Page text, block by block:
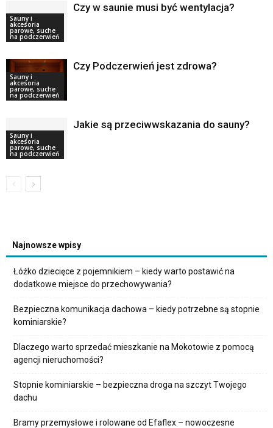
Sauny i
akcesoria
parowe, suche
na podczerwień
Czy w saunie musi być wentylacja?
Sauny i
akcesoria
parowe, suche
na podczerwień
Czy Podczerwień jest zdrowa?
Sauny i
akcesoria
parowe, suche
na podczerwień
Jakie są przeciwwskazania do sauny?
Najnowsze wpisy
Łóżko dziecięce z pojemnikiem – kiedy warto postawić na
dodatkowe miejsce do przechowywania?
Bezpieczna komunikacja dachowa – kiedy potrzebne są stopnie
kominiarskie?
Dlaczego warto sprzedać mieszkanie na Mokotowie z pomocą
agencji nieruchomości?
Stopnie kominiarskie – bezpieczna droga na szczyt Twojego
dachu
Bramy przemysłowe i rolowane od Efaflex – nowoczesne